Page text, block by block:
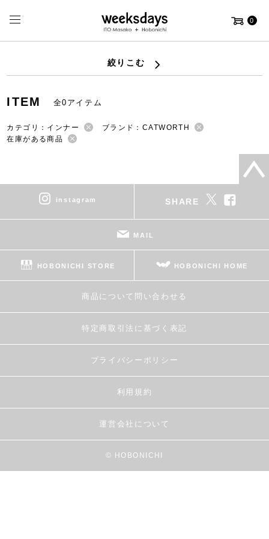
0
絞りこむ
ITEM 全0アイテム
カテゴリ：インナー
ブランド：CATWORTH
在庫がある商品
instagram SHARE
MAIL
HOBONICHI STORE HOBONICHI HOME
商品について問い合わせる
特定商取引法に基づく表記
プライバシーポリシー
利用規約
運営会社について
© HOBONICHI